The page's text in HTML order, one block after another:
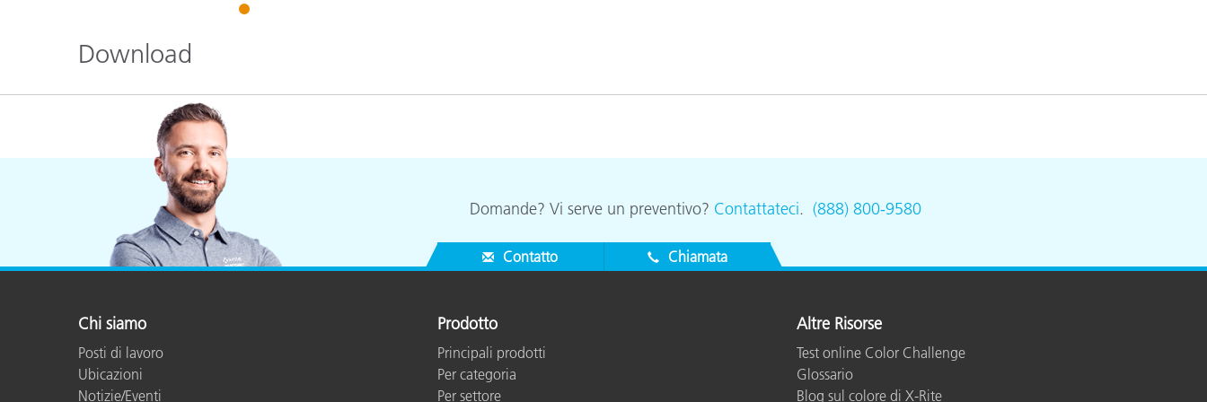
1
Download
Domande? Vi serve un preventivo? Contattateci. (888) 800-9580
Contatto Chiamata
Chi siamo
Posti di lavoro
Ubicazioni
Notizie/Eventi
Prodotto
Principali prodotti
Per categoria
Per settore
Altre Risorse
Test online Color Challenge
Glossario
Blog sul colore di X-Rite